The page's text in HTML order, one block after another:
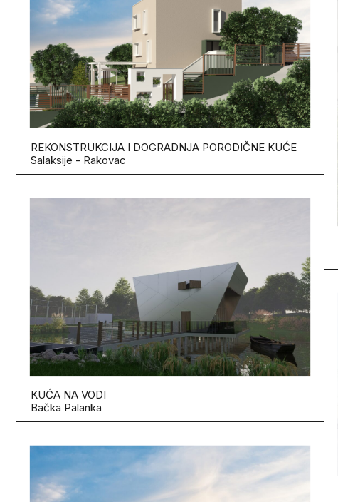
REKONSTRUKCIJA I DOGRADNJA PORODIČNE KUĆE
Salaksije - Rakovac
KUĆA NA VODI
Bačka Palanka